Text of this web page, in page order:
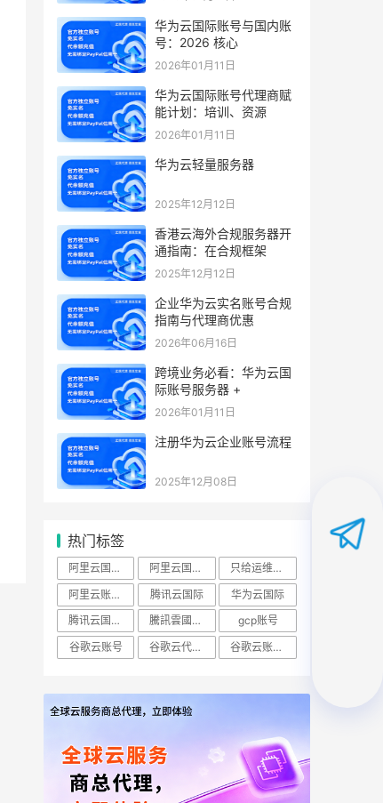
华为云国际账号与国内账
号：2026 核心
2026年01月11日
华为云国际账号代理商赋
能计划：培训、资源
2026年01月11日
华为云轻量服务器
2025年12月12日
香港云海外合规服务器开
通指南：在合规框架
2025年12月12日
企业华为云实名账号合规
指南与代理商优惠
2026年06月16日
跨境业务必看：华为云国
际账号服务器 +
2026年01月11日
注册华为云企业账号流程
2025年12月08日
热门标签
阿里云国际账号 阿里云国际站
只给运维开ECS查看权限怎么做？
阿里云账号购买：（RAM）授权
腾讯云国际
华为云国际
腾讯云国际版
騰訊雲國際站
gcp账号
谷歌云账号
谷歌云代理商 谷歌云账号购买